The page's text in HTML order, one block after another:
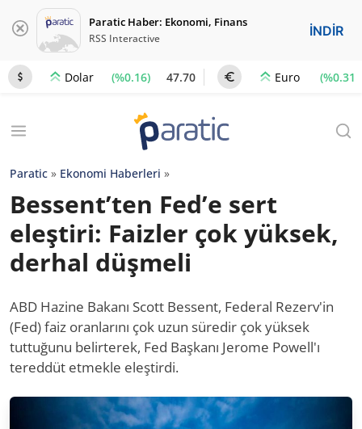
Paratic Haber: Ekonomi, Finans
RSS Interactive İNDİR
Dolar (%0.16) 47.70 Euro (%0.31)
Paratic » Ekonomi Haberleri »
Bessent’ten Fed’e sert
eleştiri: Faizler çok yüksek,
derhal düşmeli
ABD Hazine Bakanı Scott Bessent, Federal Rezerv'in
(Fed) faiz oranlarını çok uzun süredir çok yüksek
tuttuğunu belirterek, Fed Başkanı Jerome Powell'ı
tereddüt etmekle eleştirdi.